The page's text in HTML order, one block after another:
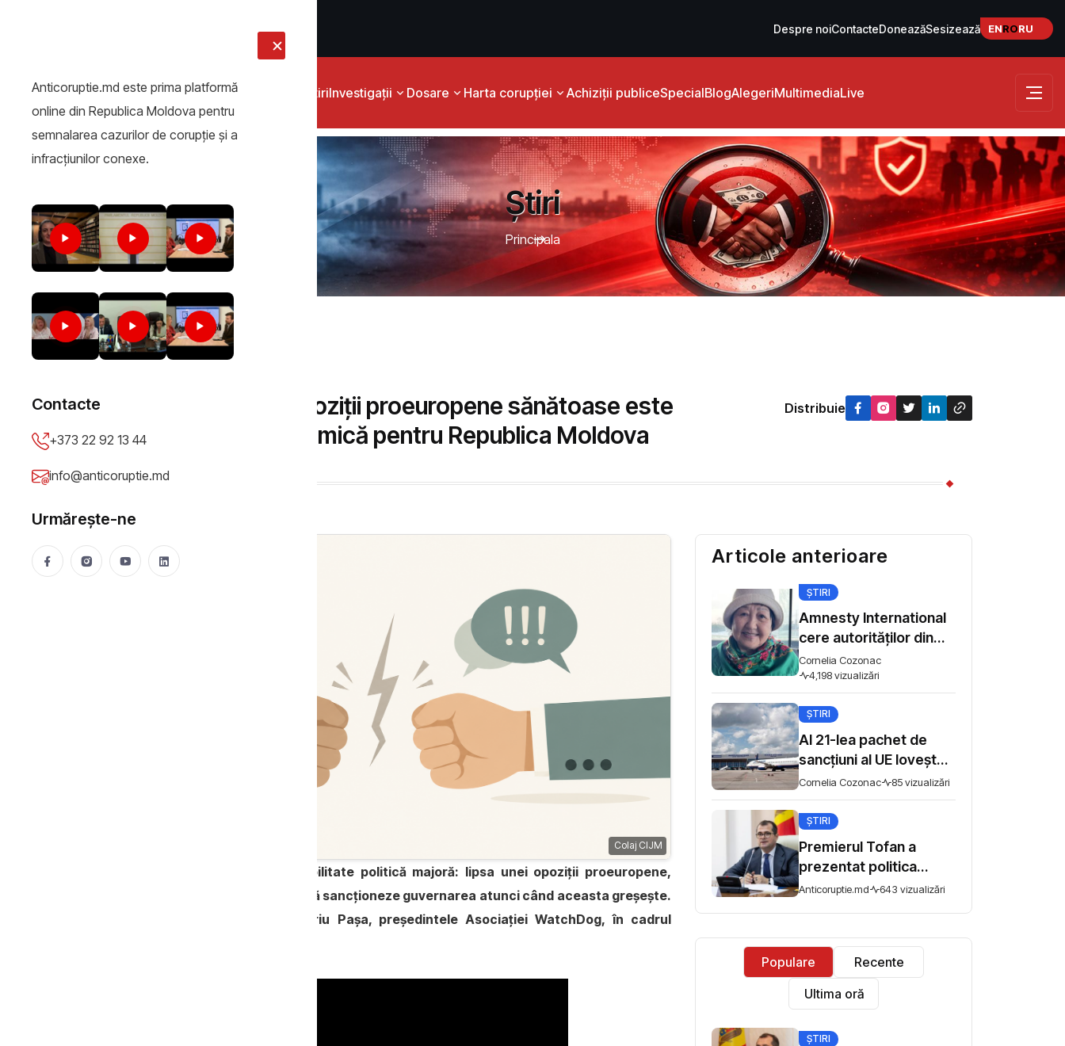
Despre noiContacteDoneazăSesizează ENRORU
ȘtiriInvestigații Dosare Harta corupției Achiziții publiceSpecialBlogAlegeriMultimediaLive
Anticoruptie.md este prima platformă
online din Republica Moldova pentru
semnalarea cazurilor de corupţie şi a
infracţiunilor conexe.
Contacte
+373 22 92 13 44
info@anticoruptie.md
Urmărește-ne
Știri
Principala
Expert: Lipsa unei opoziții proeuropene sănătoase este
o vulnerabilitate sistemică pentru Republica Moldova
Olga Virlan 30 Jun 2026
Distribuie
Colaj CIJM
Republica Moldova are o vulnerabilitate politică majoră: lipsa unei opoziții proeuropene,
democratice și credibile, capabile să sancționeze guvernarea atunci când aceasta greșește.
Declarația a fost făcută de Valeriu Pașa, președintele Asociației WatchDog, în cadrul
Articole anterioare
ȘTIRI
Amnesty International
cere autorităților din
Kârgâzstan să
înceteze intimidarea
activiștilor pentru
libertatea întrunirilor
pașnice
Cornelia Cozonac
4,198 vizualizări
ȘTIRI
Al 21-lea pachet de
sancțiuni al UE lovește
sudul Rusiei: bănci,
aeroporturi și flota din
umbră
Cornelia Cozonac 85 vizualizări
ȘTIRI
Premierul Tofan a
prezentat politica
fiscală pentru
avocado să fie taxat la
fel ca un măr din
Moldova”
Anticoruptie.md 643 vizualizări
Populare
Recente
Ultima oră
ȘTIRI